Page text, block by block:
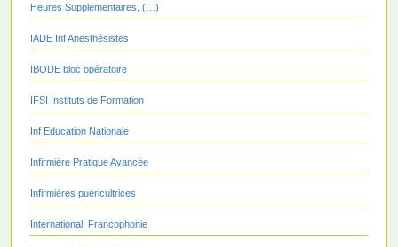
Heures Supplémentaires, (…)
IADE Inf Anesthésistes
IBODE bloc opératoire
IFSI Instituts de Formation
Inf Education Nationale
Infirmière Pratique Avancée
Infirmières puéricultrices
International, Francophonie